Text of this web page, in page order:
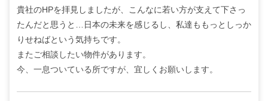
貴社のHPを拝見しましたが、こんなに若い方が支えて下さっ
たんだと思うと…日本の未来を感じるし、私達ももっとしっか
りせねばという気持ちです。
またご相談したい物件があります。
今、一息ついている所ですが、宜しくお願いします。